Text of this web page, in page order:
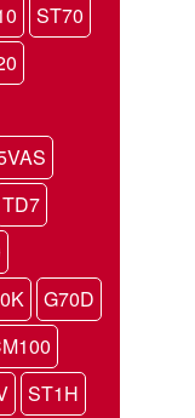
ST70
TD7
G70D
ST1H